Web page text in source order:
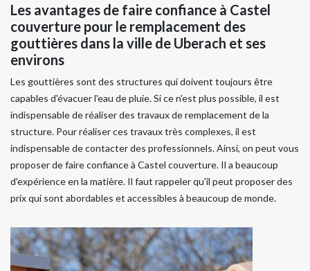
Les avantages de faire confiance à Castel
couverture pour le remplacement des
gouttières dans la ville de Uberach et ses
environs
Les gouttières sont des structures qui doivent toujours être
capables d'évacuer l'eau de pluie. Si ce n'est plus possible, il est
indispensable de réaliser des travaux de remplacement de la
structure. Pour réaliser ces travaux très complexes, il est
indispensable de contacter des professionnels. Ainsi, on peut vous
proposer de faire confiance à Castel couverture. Il a beaucoup
d'expérience en la matière. Il faut rappeler qu'il peut proposer des
prix qui sont abordables et accessibles à beaucoup de monde.